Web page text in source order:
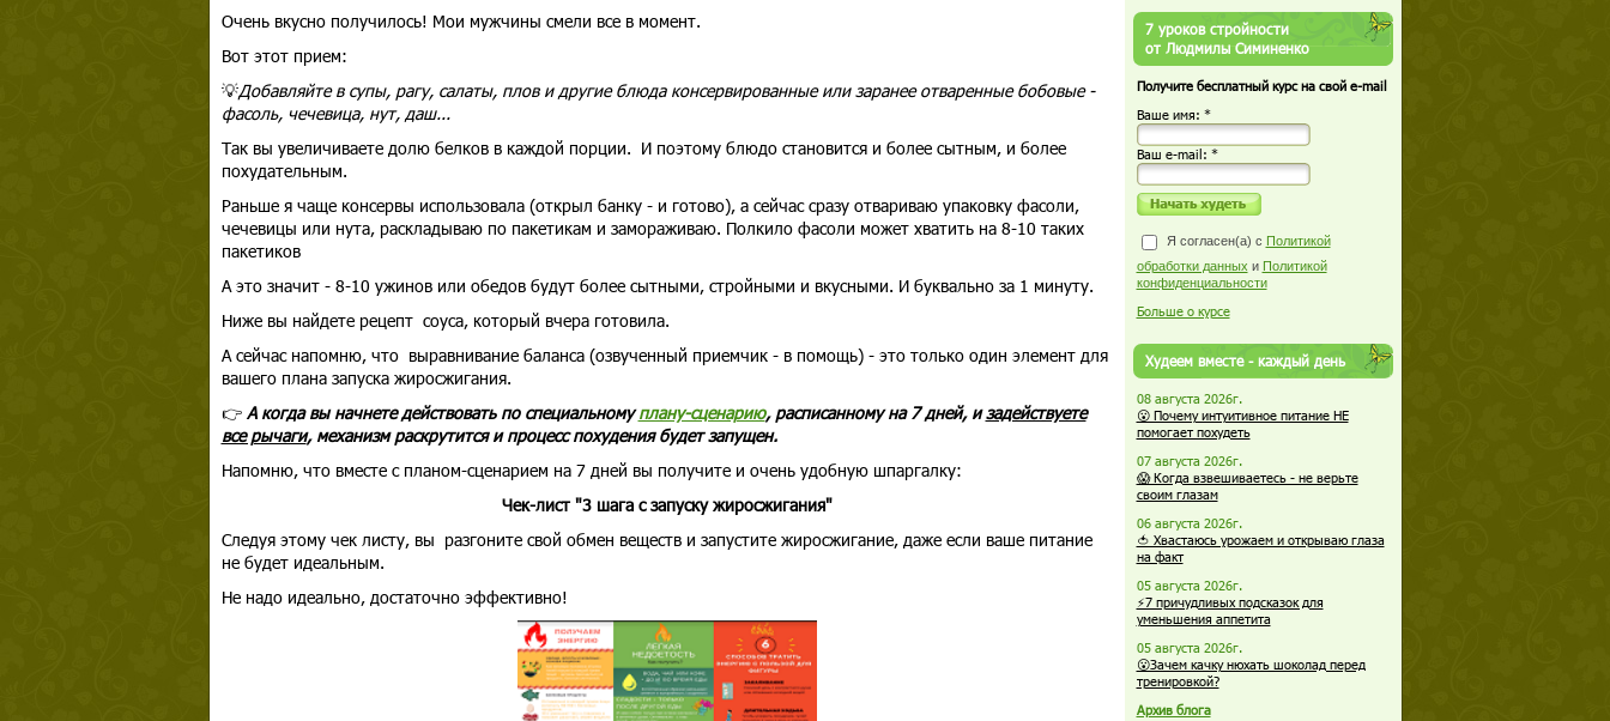
Очень вкусно получилось! Мои мужчины смели все в момент.
Вот этот прием:
💡Добавляйте в супы, рагу, салаты, плов и другие блюда консервированные или заранее отваренные бобовые -
фасоль, чечевица, нут, даш...
Так вы увеличиваете долю белков в каждой порции. И поэтому блюдо становится и более сытным, и более
похудательным.
Раньше я чаще консервы использовала (открыл банку - и готово), а сейчас сразу отвариваю упаковку фасоли,
чечевицы или нута, раскладываю по пакетикам и замораживаю. Полкило фасоли может хватить на 8-10 таких
пакетиков
А это значит - 8-10 ужинов или обедов будут более сытными, стройными и вкусными. И буквально за 1 минуту.
Ниже вы найдете рецепт соуса, который вчера готовила.
А сейчас напомню, что выравнивание баланса (озвученный приемчик - в помощь) - это только один элемент для
вашего плана запуска жиросжигания.
👉 А когда вы начнете действовать по специальномуплану-сценарию, расписанному на 7 дней, изадействуете
все рычаги, механизм раскрутится и процесс похудения будет запущен.
Напомню, что вместе с планом-сценарием на 7 дней вы получите и очень удобную шпаргалку:
Чек-лист "3 шага с запуску жиросжигания"
Следуя этому чек листу, вы разгоните свой обмен веществ и запустите жиросжигание, даже если ваше питание
не будет идеальным.
Не надо идеально, достаточно эффективно!
7 уроков стройности
от Людмилы Симиненко
Получите бесплатный курс на свой e-mail
Ваше имя: *
Ваш е-mail: *
Я согласен(а) с Политикой
обработки данных и Политикой
конфиденциальности
Больше о курсе
Худеем вместе - каждый день
08 августа 2026г.
😮 Почему интуитивное питание НЕ
помогает похудеть
07 августа 2026г.
😱 Когда взвешиваетесь - не верьте
своим глазам
06 августа 2026г.
🍅 Хвастаюсь урожаем и открываю глаза
на факт
05 августа 2026г.
⚡7 причудливых подсказок для
уменьшения аппетита
05 августа 2026г.
😮Зачем качку нюхать шоколад перед
тренировкой?
Архив блога